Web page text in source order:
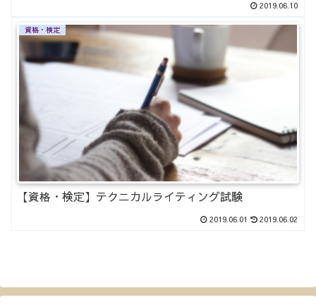
2019.06.10
資格・検定
【資格・検定】テクニカルライティング試験
2019.06.01 2019.06.02